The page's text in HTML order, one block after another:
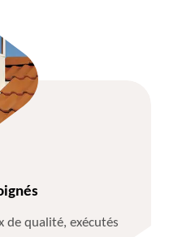
de qualité, exécutés